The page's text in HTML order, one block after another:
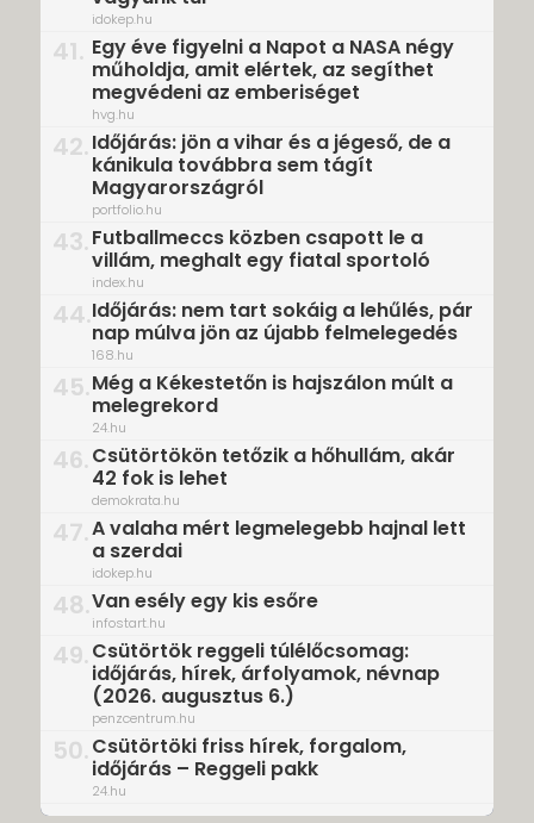
idokep.hu
41. Egy éve figyelni a Napot a NASA négy
műholdja, amit elértek, az segíthet
megvédeni az emberiséget
hvg.hu
42. Időjárás: jön a vihar és a jégeső, de a
kánikula továbbra sem tágít
Magyarországról
portfolio.hu
43. Futballmeccs közben csapott le a
villám, meghalt egy fiatal sportoló
index.hu
44.Időjárás: nem tart sokáig a lehűlés, pár
nap múlva jön az újabb felmelegedés
168.hu
45.Még a Kékestetőn is hajszálon múlt a
melegrekord
24.hu
46. Csütörtökön tetőzik a hőhullám, akár
42 fok is lehet
demokrata.hu
47.A valaha mért legmelegebb hajnal lett
a szerdai
idokep.hu
48.Van esély egy kis esőre
infostart.hu
49. Csütörtök reggeli túlélőcsomag:
időjárás, hírek, árfolyamok, névnap
(2026. augusztus 6.)
penzcentrum.hu
50. Csütörtöki friss hírek, forgalom,
időjárás – Reggeli pakk
24.hu